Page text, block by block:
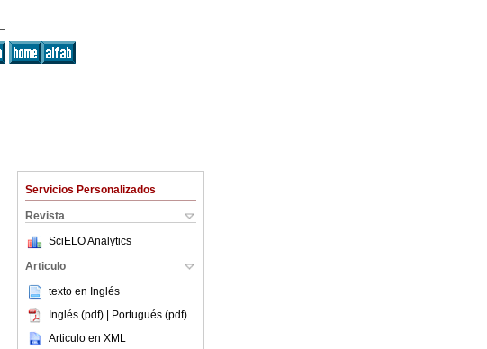
Servicios Personalizados
Revista
SciELO Analytics
Articulo
texto en Inglés
Inglés (pdf) | Portugués (pdf)
Articulo en XML